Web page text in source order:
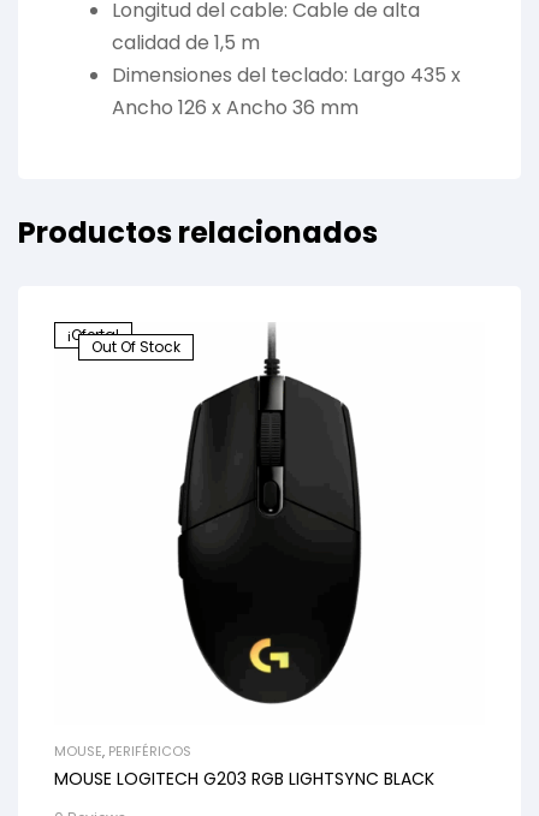
Longitud del cable: Cable de alta
calidad de 1,5 m
Dimensiones del teclado: Largo 435 x
Ancho 126 x Ancho 36 mm
Productos relacionados
¡Oferta!
Out Of Stock
MOUSE, PERIFÉRICOS
MOUSE LOGITECH G203 RGB LIGHTSYNC BLACK